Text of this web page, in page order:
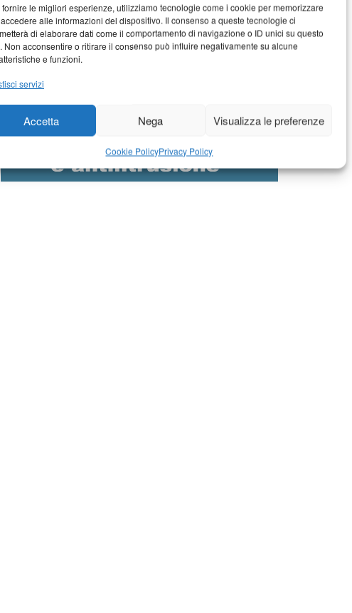
fornire le migliori esperienze, utilizziamo tecnologie come i cookie per memorizzare
alle informazioni del dispositivo. Il consenso a queste tecnologie ci
di elaborare dati come il comportamento di navigazione o ID unici su questo
Non acconsentire o ritirare il consenso può influire negativamente su alcune
e funzioni.
servizi
Accetta Nega Visualizza le preferenze
Cookie PolicyPrivacy Policy